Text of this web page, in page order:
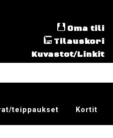
Oma tili
Tilauskori
Kuvastot/Linkit
teippaukset Kortit